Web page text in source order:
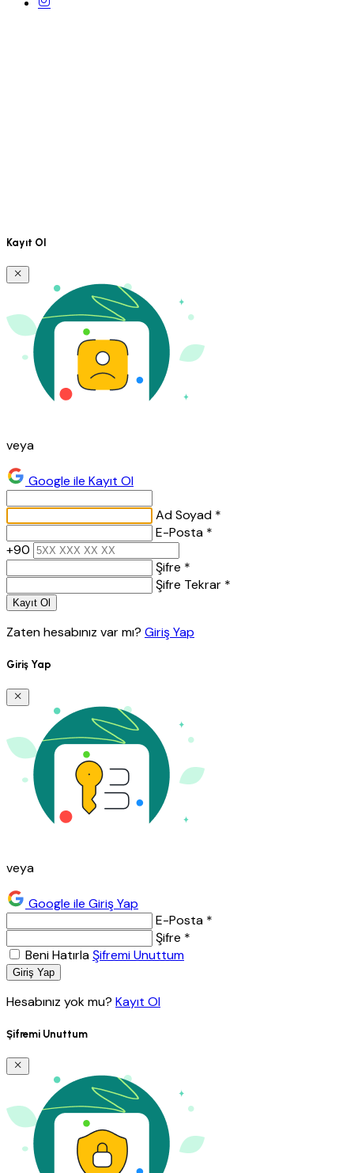
Kayıt Ol
veya
Google ile Kayıt Ol
Ad Soyad *
E-Posta *
+90
Şifre *
Şifre Tekrar *
Kayıt Ol
Zaten hesabınız var mı? Giriş Yap
Giriş Yap
veya
Google ile Giriş Yap
E-Posta *
Şifre *
Beni HatırlaŞifremi Unuttum
Giriş Yap
Hesabınız yok mu? Kayıt Ol
Şifremi Unuttum